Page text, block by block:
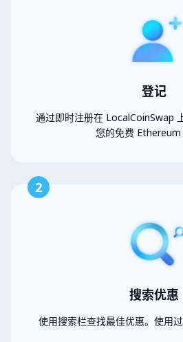
登记
通过即时注册在 LocalCoinSwap
您的免费 Ethereum
2
搜索优惠
使用搜索栏查找最佳优惠。使用